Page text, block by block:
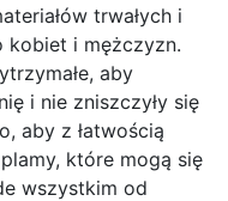
trwałych i
kobiet i mężczyzn.
aby
i nie zniszczyły się
aby z łatwością
które mogą się
wszystkim od